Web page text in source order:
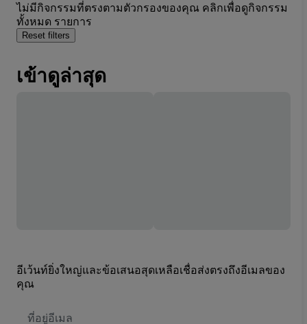
ไม่มีกิจกรรมที่ตรงตามตัวกรองของคุณ คลิกเพื่อดูกิจกรรม
ทั้งหมด รายการ
Reset filters
เข้าดูล่าสุด
อีเว้นท์ยิ่งใหญ่และข้อเสนอสุดเหลือเชื่อส่งตรงถึงอีเมลของ
คุณ
อยู่